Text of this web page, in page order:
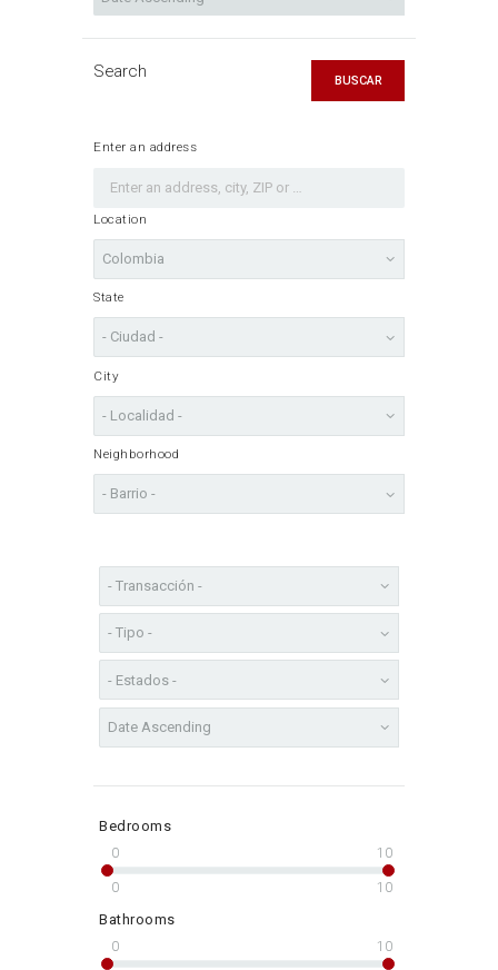
Search
Enter an address
Location
State
City
Neighborhood
BUSCAR
Bedrooms
0 10
0 10
Bathrooms
0 10